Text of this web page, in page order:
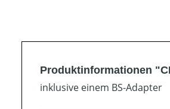
Produktinformationen
inklusive einem BS-Adapter